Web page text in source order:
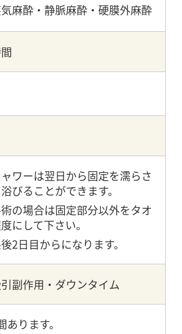
麻酔・静脈麻酔・硬膜外麻酔
ワーは翌日から固定を濡らさ
びることができます。
の場合は固定部分以外をタオ
にして下さい。
2日目からになります。
副作用・ダウンタイム
ります。